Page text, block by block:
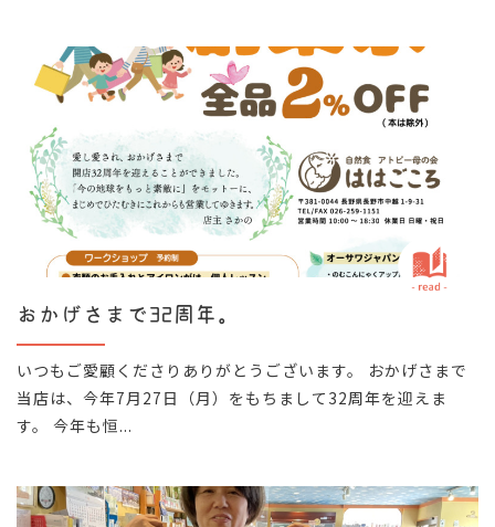
おかげさまで32周年。
いつもご愛顧くださりありがとうございます。 おかげさまで
当店は、今年7月27日（月）をもちまして32周年を迎えま
す。 今年も恒...